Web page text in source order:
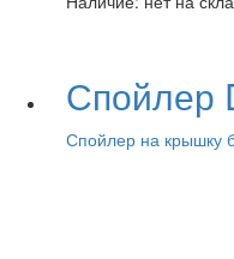
Спойлер
Спойлер на крышку